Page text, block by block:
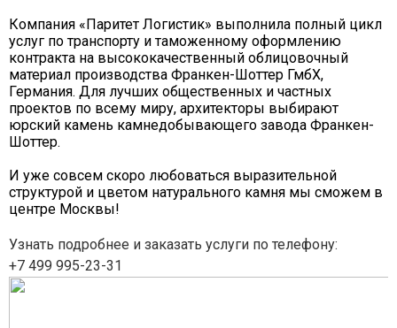
Компания «Паритет Логистик» выполнила полный цикл
услуг по транспорту и таможенному оформлению
контракта на высококачественный облицовочный
материал производства Франкен-Шоттер ГмбХ,
Германия. Для лучших общественных и частных
проектов по всему миру, архитекторы выбирают
юрский камень камнедобывающего завода Франкен-
Шоттер.
И уже совсем скоро любоваться выразительной
структурой и цветом натурального камня мы сможем в
центре Москвы!
Узнать подробнее и заказать услуги по телефону:
+7 499 995-23-31